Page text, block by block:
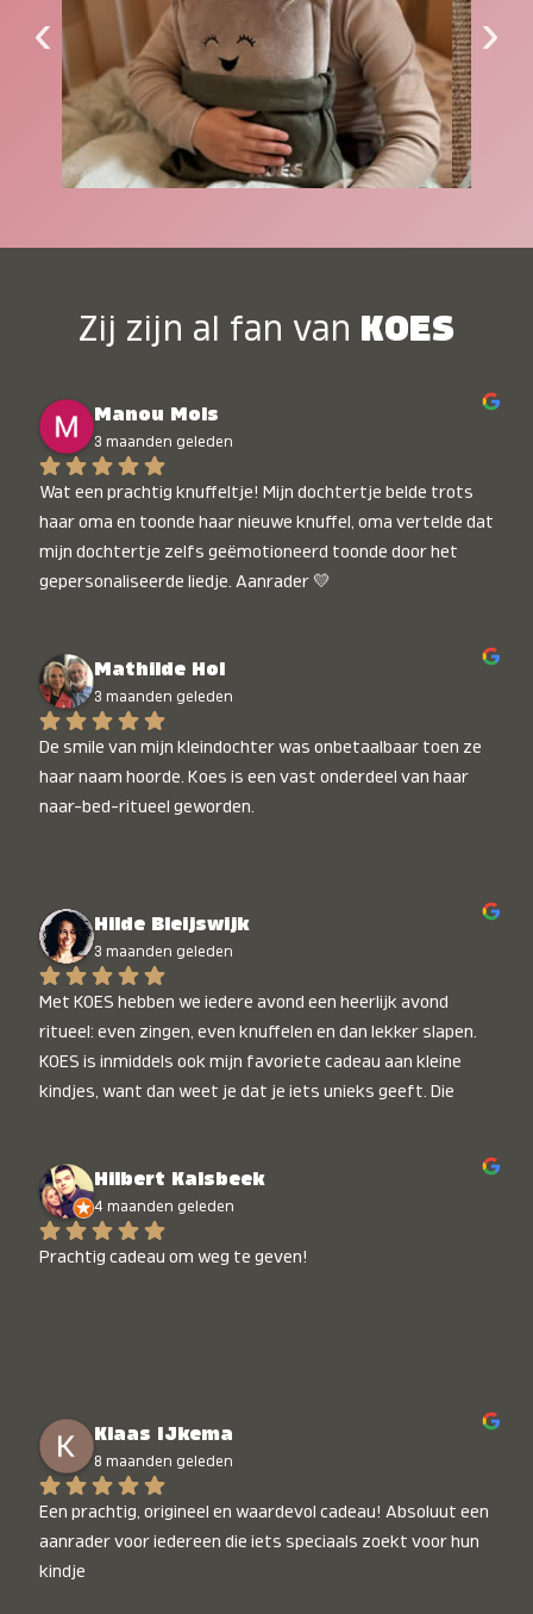
‹ ›
Zij zijn al fan van KOES
Manou Mols
3 maanden geleden
Wat een prachtig knuffeltje! Mijn dochtertje belde trots
haar oma en toonde haar nieuwe knuffel, oma vertelde dat
mijn dochtertje zelfs geëmotioneerd toonde door het
gepersonaliseerde liedje. Aanrader 💛
Mathilde Hol
3 maanden geleden
De smile van mijn kleindochter was onbetaalbaar toen ze
haar naam hoorde. Koes is een vast onderdeel van haar
naar-bed-ritueel geworden.
Hilde Bleijswijk
3 maanden geleden
Met KOES hebben we iedere avond een heerlijk avond
ritueel: even zingen, even knuffelen en dan lekker slapen.
KOES is inmiddels ook mijn favoriete cadeau aan kleine
kindjes, want dan weet je dat je iets unieks geeft. Die
Hilbert Kalsbeek
4 maanden geleden
Prachtig cadeau om weg te geven!
Klaas IJkema
8 maanden geleden
Een prachtig, origineel en waardevol cadeau! Absoluut een
aanrader voor iedereen die iets speciaals zoekt voor hun
kindje